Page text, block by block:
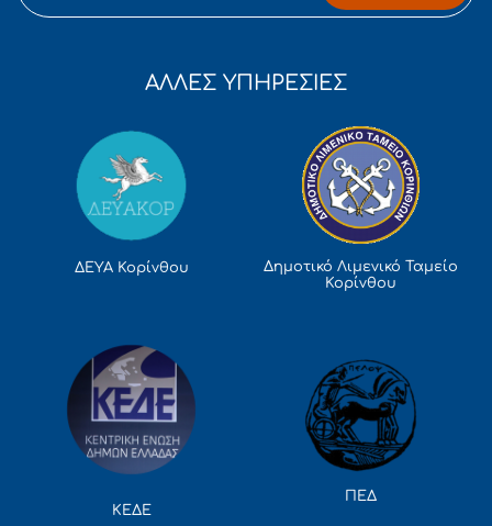
ΑΛΛΕΣ ΥΠΗΡΕΣΙΕΣ
ΔΕΥΑ Κορίνθου
Δημοτικό Λιμενικό Ταμείο
Κορίνθου
ΚΕΔΕ
ΠΕΔ